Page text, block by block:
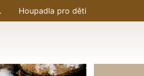
Houpadla pro děti